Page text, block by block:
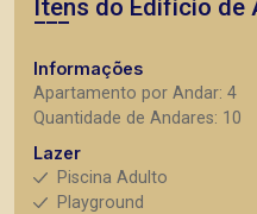
Itens do Edifício
Informações
Apartamento por Andar: 4
Quantidade de Andares: 10
Lazer
Piscina Adulto
Playground